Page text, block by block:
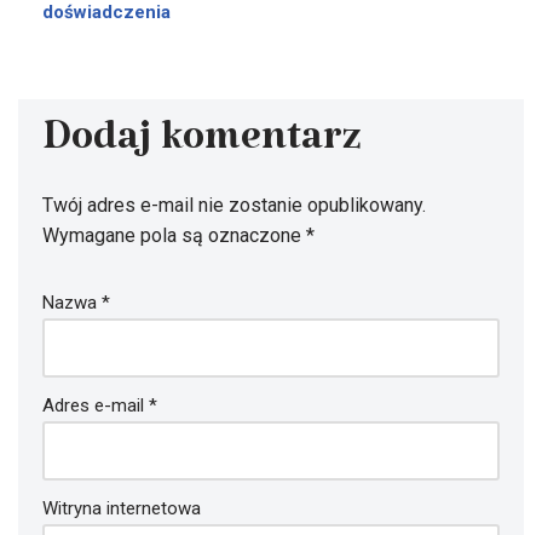
doświadczenia
Dodaj komentarz
Twój adres e-mail nie zostanie opublikowany.
Wymagane pola są oznaczone *
Nazwa *
Adres e-mail *
Witryna internetowa